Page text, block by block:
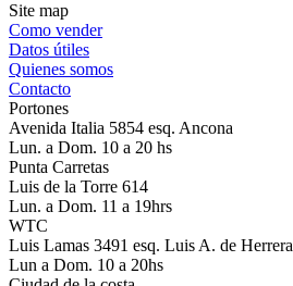
Site map
Como vender
Datos útiles
Quienes somos
Contacto
Portones
Avenida Italia 5854 esq. Ancona
Lun. a Dom. 10 a 20 hs
Punta Carretas
Luis de la Torre 614
Lun. a Dom. 11 a 19hrs
WTC
Luis Lamas 3491 esq. Luis A. de Herrera
Lun a Dom. 10 a 20hs